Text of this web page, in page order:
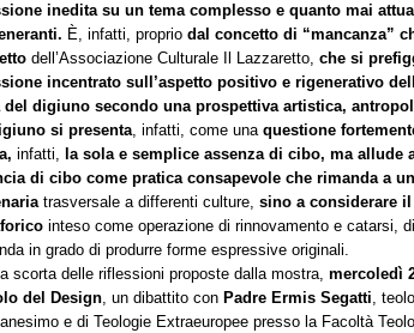
inedita su un tema complesso e quanto mai
È, infatti, proprio dal concetto di “mancanza”
dell’Associazione Culturale Il Lazzaretto, che si
incentrato sull’aspetto positivo e rigenerativo
del digiuno secondo una prospettiva artistica,
si presenta, infatti, come una questione
infatti, la sola e semplice assenza di cibo, ma allude
di cibo come pratica consapevole che rimanda a
trasversale a differenti culture, sino a considerare
inteso come operazione di rinnovamento e catarsi,
in grado di produrre forme espressive originali.
scorta delle riflessioni proposte dalla mostra, mercoledì
del Design, un dibattito con Padre Ermis Segatti,
e di Teologie Extraeuropee presso la Facoltà